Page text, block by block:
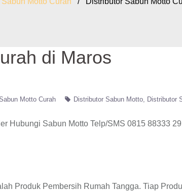
di Maros
Motto Curah Distributor Sabun Motto
Distributor
Hubungi Sabun Motto Telp/SMS 0815 88333
Produk Pembersih Rumah Tangga. Tiap